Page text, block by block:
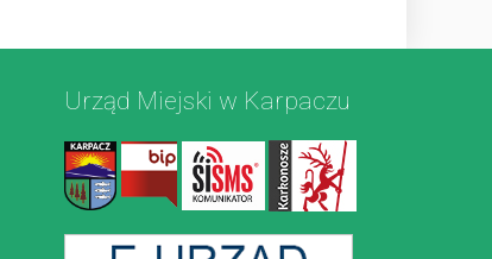
Urząd Miejski w Karpaczu